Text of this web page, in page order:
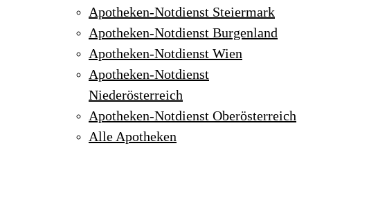
Apotheken-Notdienst Steiermark
Apotheken-Notdienst Burgenland
Apotheken-Notdienst Wien
Apotheken-Notdienst
Niederösterreich
Apotheken-Notdienst Oberösterreich
Alle Apotheken